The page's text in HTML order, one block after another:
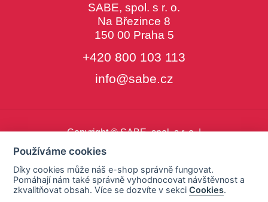
SABE, spol. s r. o.
Na Březince 8
150 00 Praha 5
+420 800 103 113
info@sabe.cz
Copyright © SABE, spol. s r. o. |
Používáme cookies
Díky cookies může náš e-shop správně fungovat.
Pomáhají nám také správně vyhodnocovat návštěvnost a
zkvalitňovat obsah. Více se dozvíte v sekciCookies.